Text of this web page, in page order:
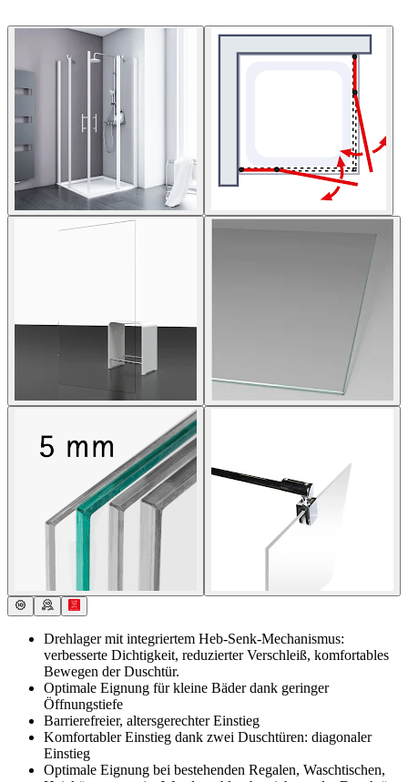
Drehlager mit integriertem Heb-Senk-Mechanismus:
verbesserte Dichtigkeit, reduzierter Verschleiß, komfortables
Bewegen der Duschtür.
Optimale Eignung für kleine Bäder dank geringer
Öffnungstiefe
Barrierefreier, altersgerechter Einstieg
Komfortabler Einstieg dank zwei Duschtüren: diagonaler
Einstieg
Optimale Eignung bei bestehenden Regalen, Waschtischen,